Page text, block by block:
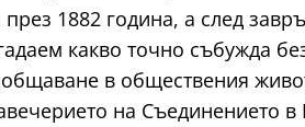
1882 година, а след
какво точно събужда
в обществения
на Съединението